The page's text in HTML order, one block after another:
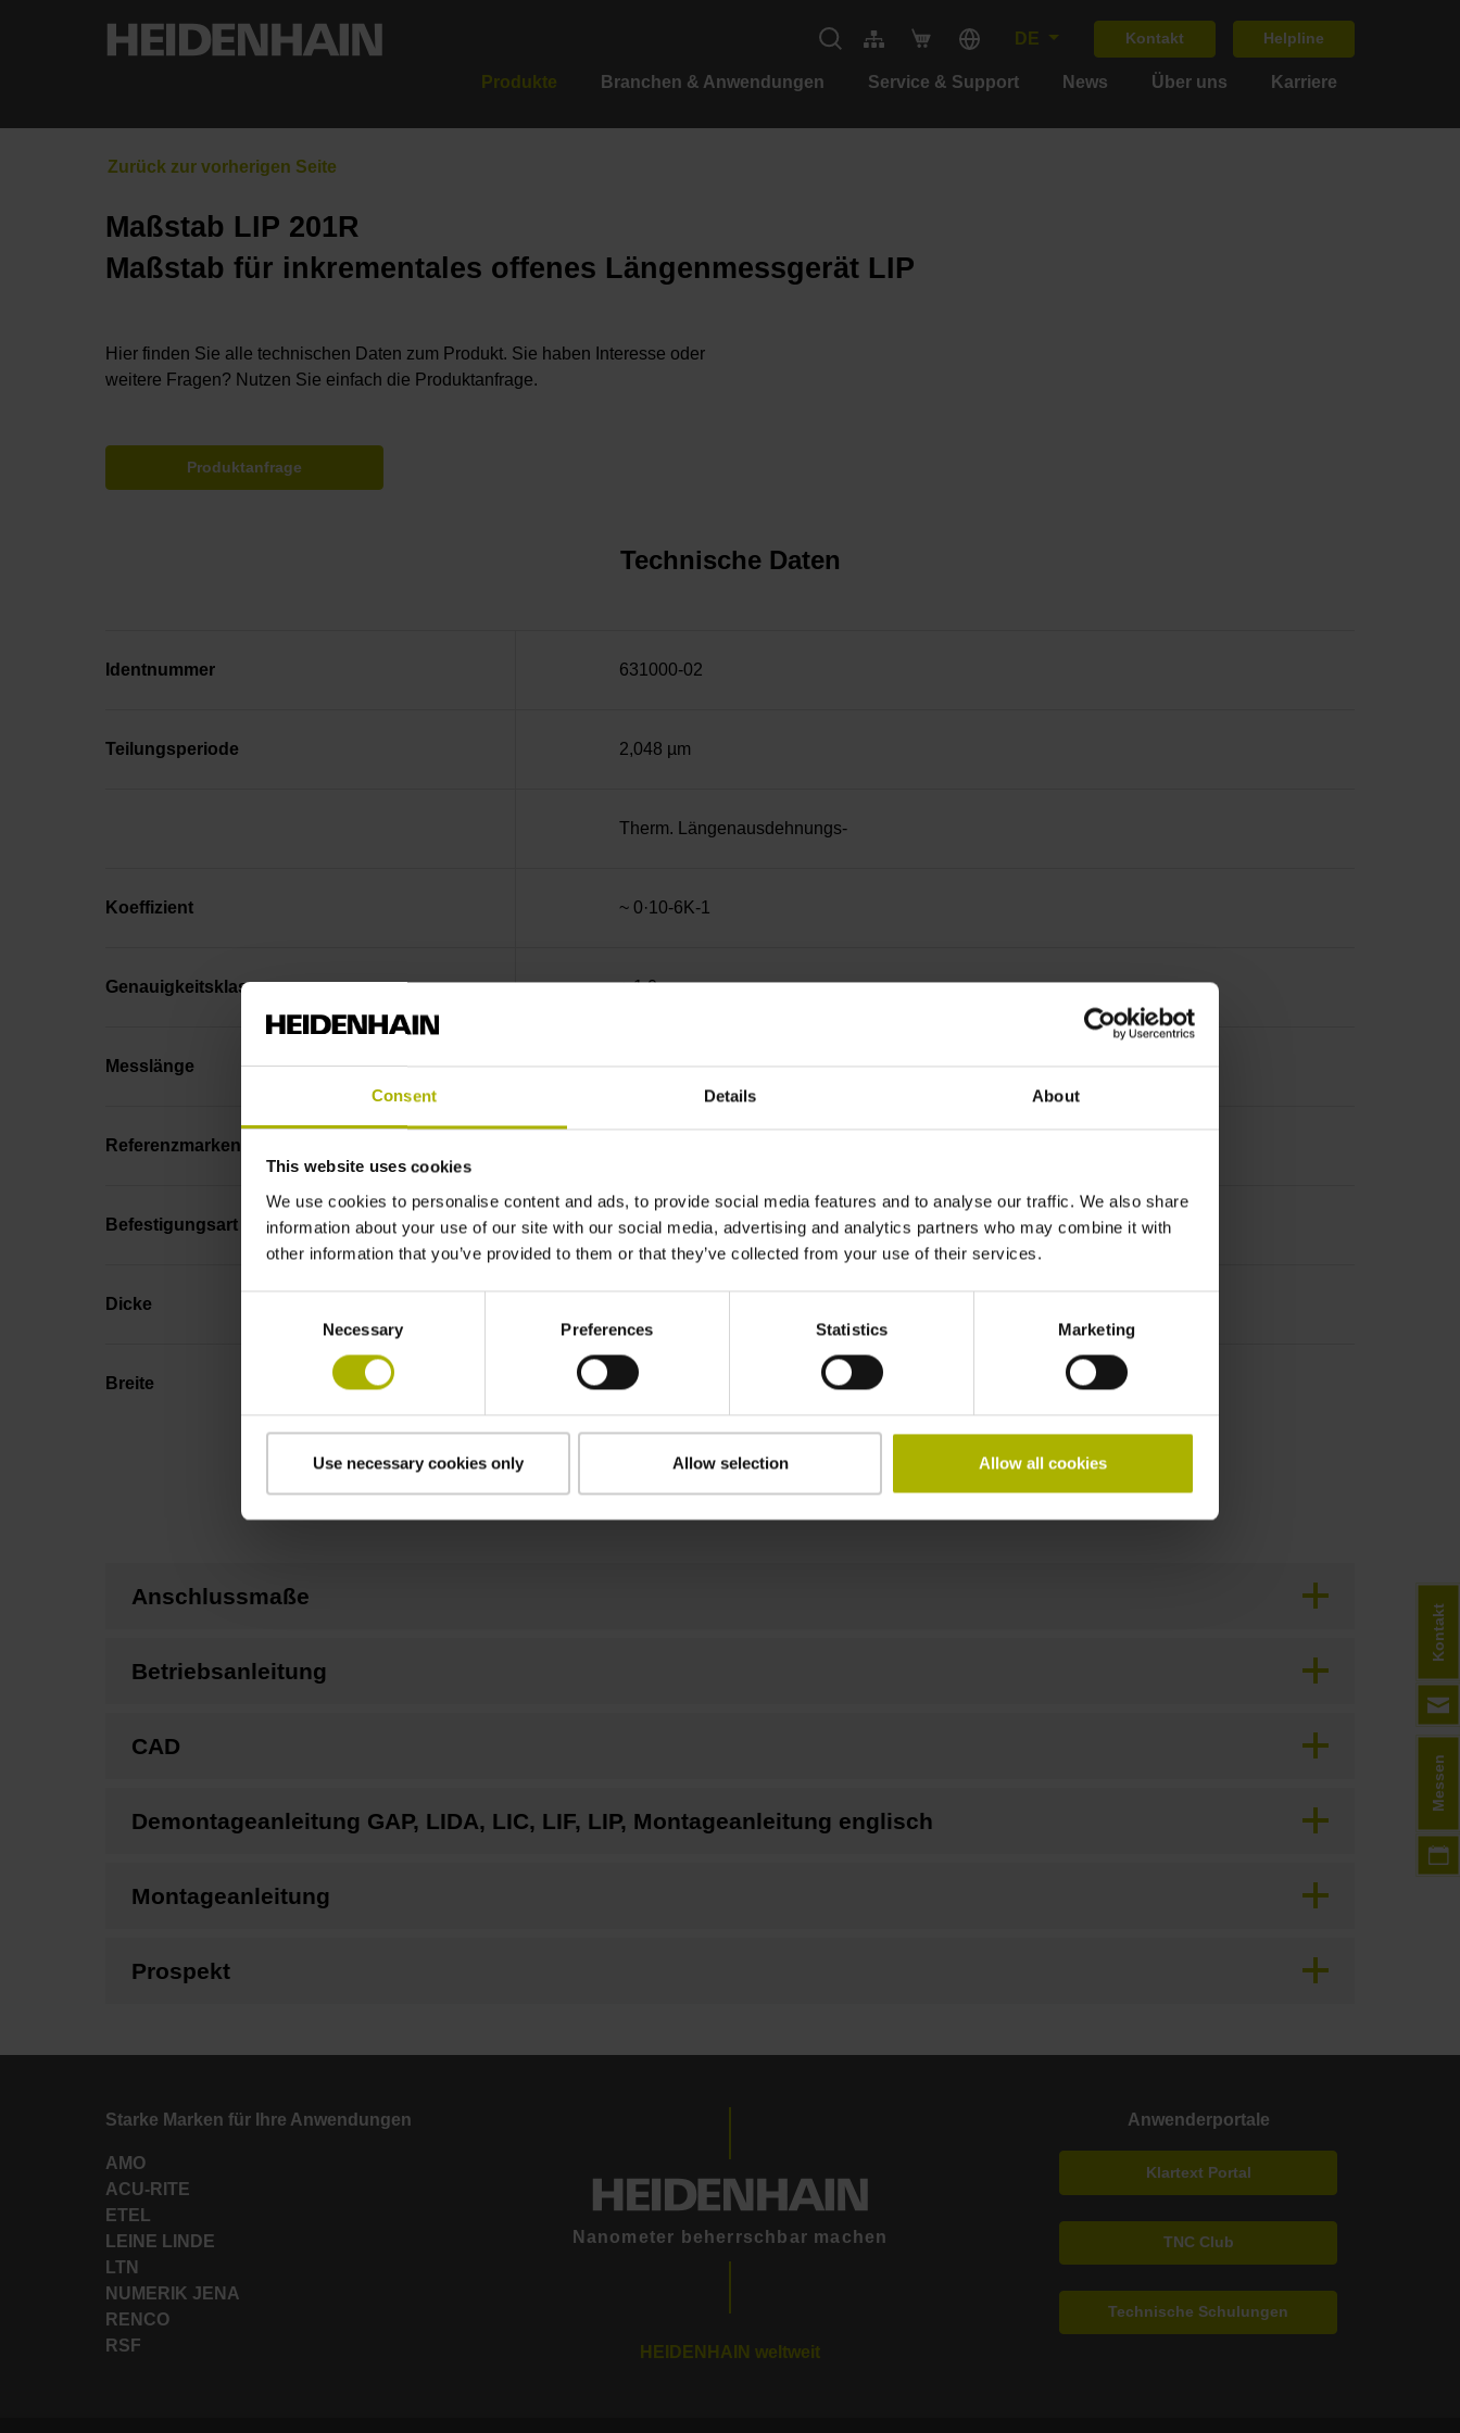
Consent Details About
This website uses cookies
We use cookies to personalise content and ads, to provide social media features and to analyse our traffic. We also share
information about your use of our site with our social media, advertising and analytics partners who may combine it with
other information that you’ve provided to them or that they’ve collected from your use of their services.
Necessary Preferences Statistics Marketing
Use necessary cookies only Allow selection Allow all cookies
DE Kontakt Helpline
Produkte Branchen & Anwendungen Service & Support News Über uns Karriere
Maßstab LIP 201R
Maßstab für inkrementales offenes Längenmessgerät LIP
Hier finden Sie alle technischen Daten zum Produkt. Sie haben Interesse oder
weitere Fragen? Nutzen Sie einfach die Produktanfrage.
Produktanfrage
Technische Daten
Identnummer 631000-02
Teilungsperiode 2,048 µm
Therm. Längenausdehnungs-
Koeffizient ~ 0·10-6K-1
Genauigkeitsklasse ± 1,0 µm
Messlänge 120 mm
Referenzmarkenlage
Befestigungsart gepratzt
Dicke
Breite 15,00 mm
Downloads / CAD / Montage
Anschlussmaße
Betriebsanleitung
CAD
Demontageanleitung GAP, LIDA, LIC, LIF, LIP, Montageanleitung englisch
Montageanleitung
Prospekt
Starke Marken für Ihre Anwendungen
AMO
ACU-RITE
ETEL
LEINE LINDE
LTN
NUMERIK JENA
RENCO
RSF
Nanometer beherrschbar machen
HEIDENHAIN weltweit
Anwenderportale
Klartext Portal
TNC Club
Technische Schulungen
Messen
Kontakt